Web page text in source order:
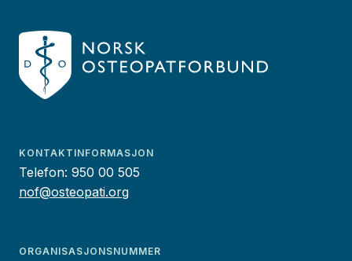
KONTAKTINFORMASJON
Telefon: 950 00 505
nof@osteopati.org
ORGANISASJONSNUMMER